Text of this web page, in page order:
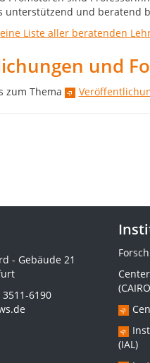
unterstützend und beratend
Liste aller beratenden
und
zum Thema
- Gebäude 21
6190
(IAL)